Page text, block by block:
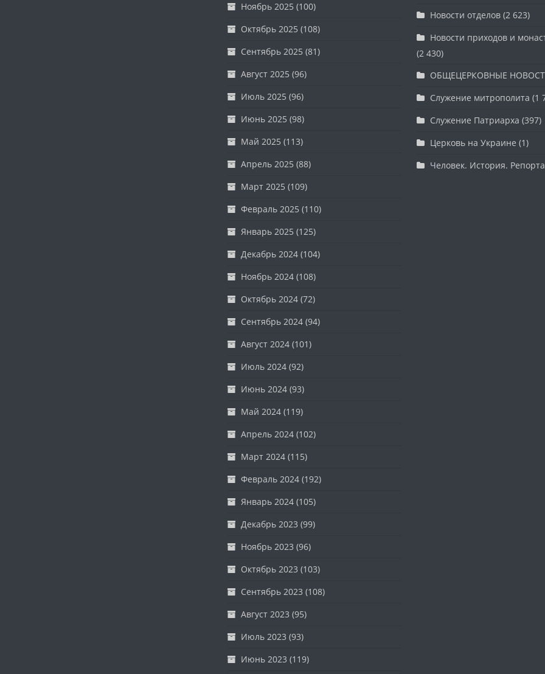
Ноябрь 2025 (100)
Октябрь 2025 (108)
Сентябрь 2025 (81)
Август 2025 (96)
Июль 2025 (96)
Июнь 2025 (98)
Май 2025 (113)
Апрель 2025 (88)
Март 2025 (109)
Февраль 2025 (110)
Январь 2025 (125)
Декабрь 2024(104)
Ноябрь 2024(108)
Октябрь 2024(72)
Сентябрь 2024(94)
Август 2024(101)
Июль 2024(92)
Июнь 2024(93)
Май 2024(119)
Апрель 2024(102)
Март 2024(115)
Февраль 2024(192)
Январь 2024(105)
Декабрь 2023 (99)
Ноябрь 2023 (96)
Октябрь 2023 (103)
Сентябрь 2023 (108)
Август 2023 (95)
Июль 2023 (93)
Июнь 2023 (119)
Новости отделов(2 623)
Новости приходов и
(2 430)
ОБЩЕЦЕРКОВНЫЕ
Служение митрополита (1
Служение Патриарха (397)
Церковь на Украине (1)
Человек. История.